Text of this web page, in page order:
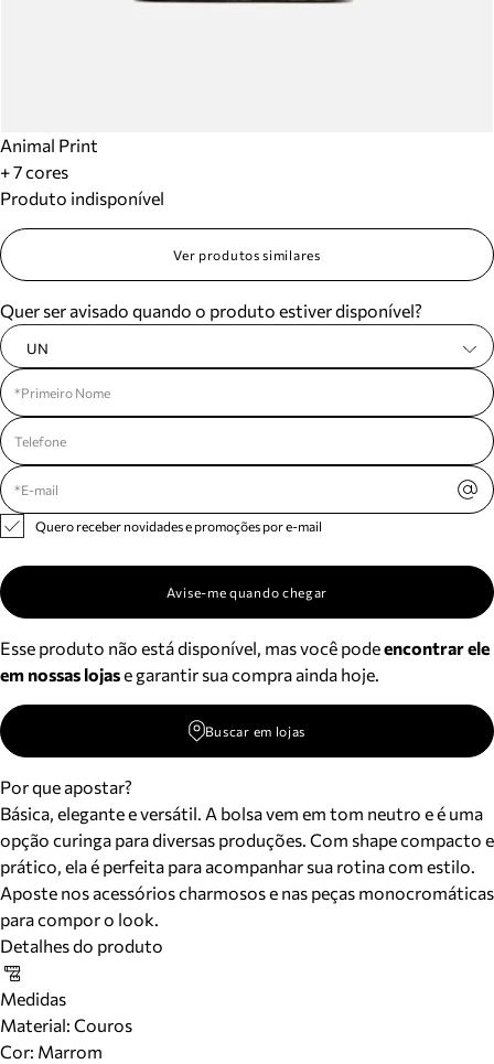
Animal Print
+ 7 cores
Produto indisponível
Ver produtos similares
Quer ser avisado quando o produto estiver disponível?
UN
Quero receber novidades e promoções por e-mail
Avise-me quando chegar
Esse produto não está disponível, mas você podeencontrar ele
em nossas lojase garantir sua compra ainda hoje.
Buscar em lojas
Por que apostar?
Básica, elegante e versátil. A bolsa vem em tom neutro e é uma
opção curinga para diversas produções. Com shape compacto e
prático, ela é perfeita para acompanhar sua rotina com estilo.
Aposte nos acessórios charmosos e nas peças monocromáticas
para compor o look.
Detalhes do produto
Medidas
Material: Couros
Cor: Marrom